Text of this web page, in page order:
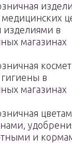
изделиями в
магазинах
в
магазинах
и